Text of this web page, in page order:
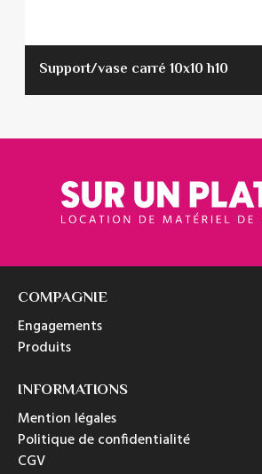
Support/vase carré 10x10 h10
COMPAGNIE
Engagements
Produits
INFORMATIONS
Mention légales
Politique de confidentialité
CGV